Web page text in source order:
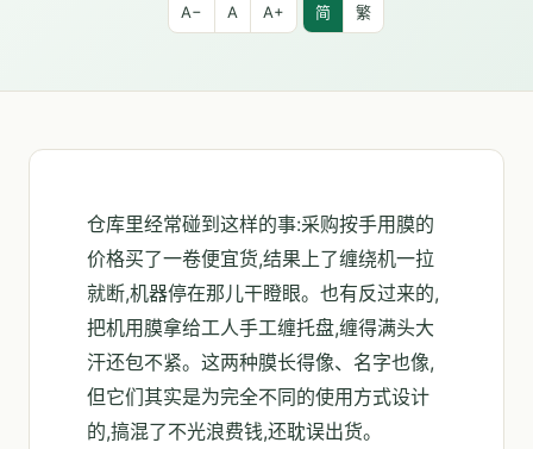
A− A A+ 简 繁
仓库里经常碰到这样的事:采购按手用膜的
价格买了一卷便宜货,结果上了缠绕机一拉
就断,机器停在那儿干瞪眼。也有反过来的,
把机用膜拿给工人手工缠托盘,缠得满头大
汗还包不紧。这两种膜长得像、名字也像,
但它们其实是为完全不同的使用方式设计
的,搞混了不光浪费钱,还耽误出货。